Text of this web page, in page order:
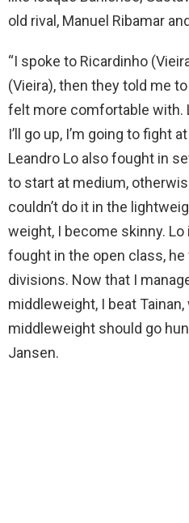
old rival, Manuel Ribamar
“I spoke to Ricardinho
(Vieira), then they told me
felt more comfortable with.
I’ll go up, I’m going to fight
Leandro Lo also fought in
to start at medium,
couldn’t do it in the
weight, I become skinny.
fought in the open class,
divisions. Now that I
middleweight, I beat
middleweight should go
Jansen.